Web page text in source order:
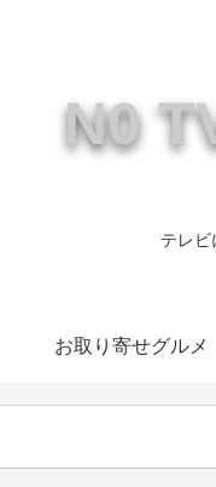
N0
テレビ
お取り寄せグルメ